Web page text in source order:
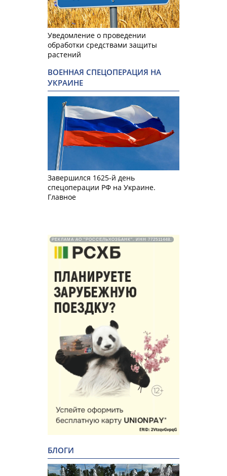
Уведомление о проведении
обработки средствами защиты
растений
ВОЕННАЯ СПЕЦОПЕРАЦИЯ НА
УКРАИНЕ
Завершился 1625-й день
спецоперации РФ на Украине.
Главное
РЕКЛАМА АО "РОССЕЛЬХОЗБАНК". ИНН 772511448.
БЛОГИ